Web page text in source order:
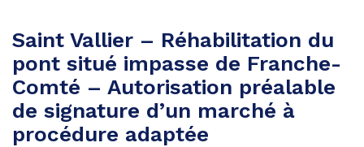
Saint Vallier – Réhabilitation du
pont situé impasse de Franche-
Comté – Autorisation préalable
de signature d’un marché à
procédure adaptée